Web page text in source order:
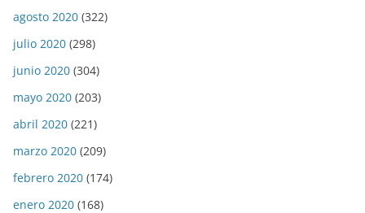
agosto 2020 (322)
julio 2020 (298)
junio 2020 (304)
mayo 2020 (203)
abril 2020 (221)
marzo 2020 (209)
febrero 2020 (174)
enero 2020 (168)